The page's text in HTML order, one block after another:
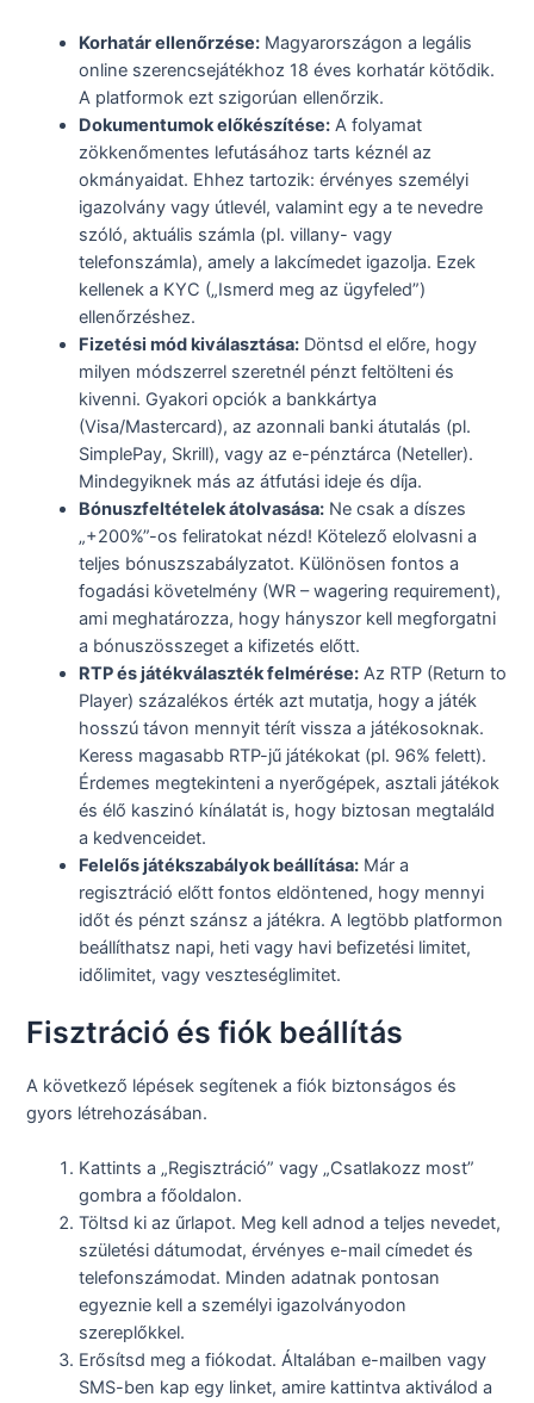
Korhatár ellenőrzése: Magyarországon a legális
online szerencsejátékhoz 18 éves korhatár kötődik.
A platformok ezt szigorúan ellenőrzik.
Dokumentumok előkészítése: A folyamat
zökkenőmentes lefutásához tarts kéznél az
okmányaidat. Ehhez tartozik: érvényes személyi
igazolvány vagy útlevél, valamint egy a te nevedre
szóló, aktuális számla (pl. villany- vagy
telefonszámla), amely a lakcímedet igazolja. Ezek
kellenek a KYC („Ismerd meg az ügyfeled”)
ellenőrzéshez.
Fizetési mód kiválasztása: Döntsd el előre, hogy
milyen módszerrel szeretnél pénzt feltölteni és
kivenni. Gyakori opciók a bankkártya
(Visa/Mastercard), az azonnali banki átutalás (pl.
SimplePay, Skrill), vagy az e-pénztárca (Neteller).
Mindegyiknek más az átfutási ideje és díja.
Bónuszfeltételek átolvasása: Ne csak a díszes
„+200%”-os feliratokat nézd! Kötelező elolvasni a
teljes bónuszszabályzatot. Különösen fontos a
fogadási követelmény (WR – wagering requirement),
ami meghatározza, hogy hányszor kell megforgatni
a bónuszösszeget a kifizetés előtt.
RTP és játékválaszték felmérése: Az RTP (Return to
Player) százalékos érték azt mutatja, hogy a játék
hosszú távon mennyit térít vissza a játékosoknak.
Keress magasabb RTP-jű játékokat (pl. 96% felett).
Érdemes megtekinteni a nyerőgépek, asztali játékok
és élő kaszinó kínálatát is, hogy biztosan megtaláld
a kedvenceidet.
Felelős játékszabályok beállítása: Már a
regisztráció előtt fontos eldöntened, hogy mennyi
időt és pénzt szánsz a játékra. A legtöbb platformon
beállíthatsz napi, heti vagy havi befizetési limitet,
időlimitet, vagy veszteséglimitet.
Fisztráció és fiók beállítás
A következő lépések segítenek a fiók biztonságos és
gyors létrehozásában.
Kattints a „Regisztráció” vagy „Csatlakozz most”
gombra a főoldalon.
Töltsd ki az űrlapot. Meg kell adnod a teljes nevedet,
születési dátumodat, érvényes e-mail címedet és
telefonszámodat. Minden adatnak pontosan
egyeznie kell a személyi igazolványodon
szereplőkkel.
Erősítsd meg a fiókodat. Általában e-mailben vagy
SMS-ben kap egy linket, amire kattintva aktiválod a